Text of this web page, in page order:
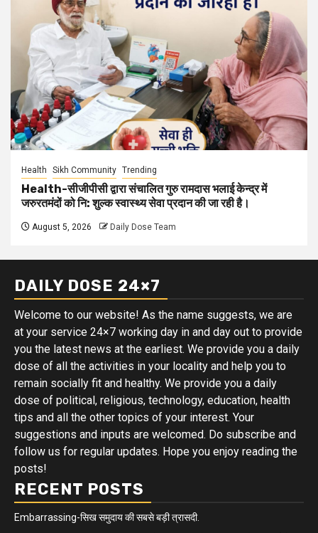
Health Sikh Community Trending
Health-सीजीपीसी द्वारा संचालित गुरु रामदास भलाई केन्द्र में
जरुरतमंदों को नि: शुल्क स्वास्थ्य सेवा प्रदान की जा रही है।
August 5, 2026 Daily Dose Team
DAILY DOSE 24×7
Welcome to our website! As the name suggests, we are
at your service 24×7 working day in and day out to provide
you the latest news at the earliest. We provide you a daily
dose of all the activities in your locality and help you to
remain socially fit and healthy. We provide you a daily
dose of political, religious, technology, education, health
tips and all the other topics of your interest. Your
suggestions and inputs are welcomed. Do subscribe and
follow us for regular updates. Hope you enjoy reading the
posts!
RECENT POSTS
Embarrassing-सिख समुदाय की सबसे बड़ी त्रासदी.